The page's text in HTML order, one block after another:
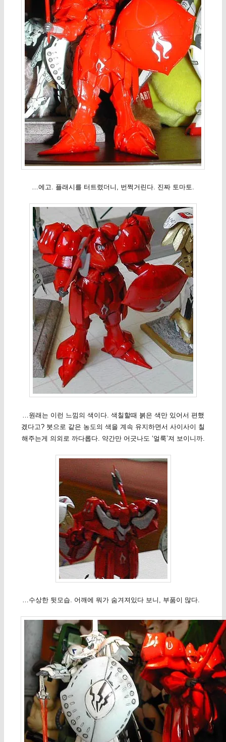
…에고. 플래시를 터트렸더니, 번쩍거린다. 진짜 토마토.
…원래는 이런 느낌의 색이다. 색칠할때 붉은 색만 있어서 편했
겠다고? 붓으로 같은 농도의 색을 계속 유지하면서 사이사이 칠
해주는게 의외로 까다롭다. 약간만 어긋나도 ‘얼룩’져 보이니까.
…수상한 뒷모습. 어깨에 뭐가 숨겨져있다 보니, 부품이 많다.